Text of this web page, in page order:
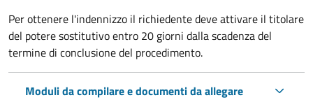
Per ottenere l'indennizzo il richiedente deve attivare il titolare
del potere sostitutivo entro 20 giorni dalla scadenza del
termine di conclusione del procedimento.
Moduli da compilare e documenti da allegare